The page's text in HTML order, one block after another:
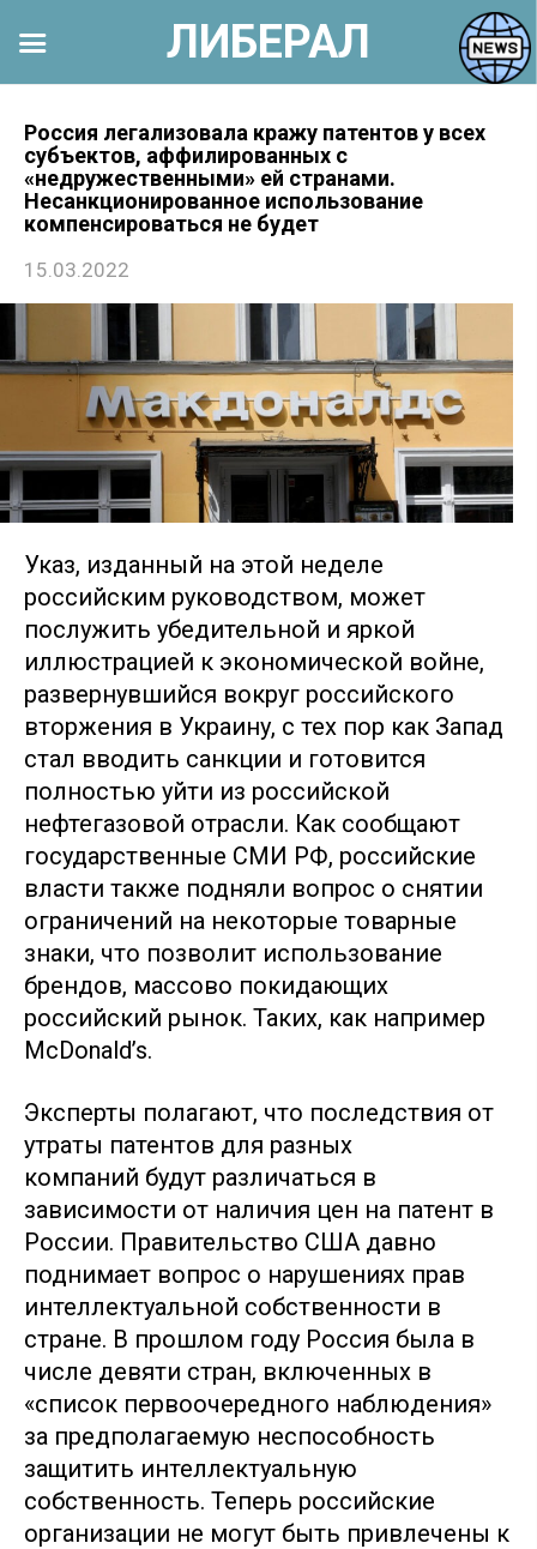
контенту
Россия легализовала кражу патентов у всех
субъектов, аффилированных с
«недружественными» ей странами.
Несанкционированное использование
компенсироваться не будет
15.03.2022
Указ, изданный на этой неделе
российским руководством, может
послужить убедительной и яркой
иллюстрацией к экономической войне,
развернувшийся вокруг российского
вторжения в Украину, с тех пор как Запад
стал вводить санкции и готовится
полностью уйти из российской
нефтегазовой отрасли. Как сообщают
государственные СМИ РФ, российские
власти также подняли вопрос о снятии
ограничений на некоторые товарные
знаки, что позволит использование
брендов, массово покидающих
российский рынок. Таких, как например
McDonald’s.
Эксперты полагают, что последствия от
утраты патентов для разных
компаний будут различаться в
зависимости от наличия цен на патент в
России. Правительство США давно
поднимает вопрос о нарушениях прав
интеллектуальной собственности в
стране. В прошлом году Россия была в
числе девяти стран, включенных в
«список первоочередного наблюдения»
за предполагаемую неспособность
защитить интеллектуальную
собственность. Теперь российские
организации не могут быть привлечены к
ЛИБЕРАЛ